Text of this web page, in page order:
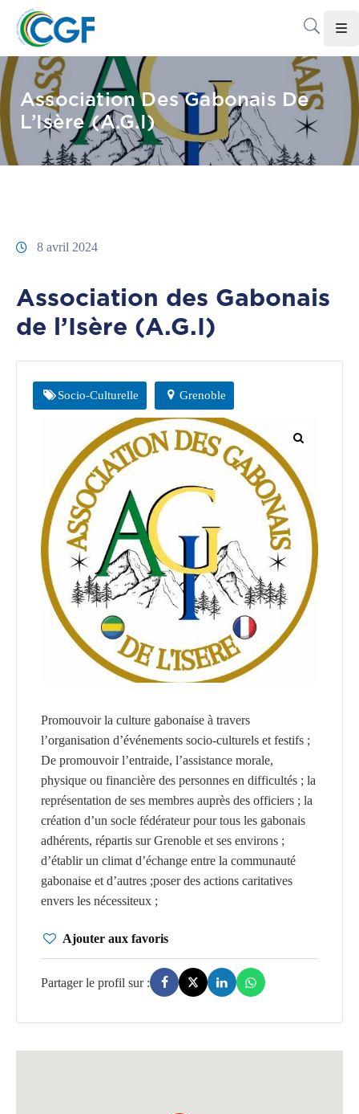
Accueil
Le
CGF
Les
Gabon
Adhérer
CGF
Actualités
Assurance
Décès
Voyage
Association Des Gabonais De
L’Isère (A.G.I)
8 avril 2024
Association des Gabonais
de l’Isère (A.G.I)
Socio-Culturelle Grenoble
Promouvoir la culture gabonaise à travers
l’organisation d’événements socio-culturels et festifs ;
De promouvoir l’entraide, l’assistance morale,
physique ou financière des personnes en difficultés ; la
représentation de ses membres auprès des officiers ; la
création d’un socle fédérateur pour tous les gabonais
adhérents, répartis sur Grenoble et ses environs ;
d’établir un climat d’échange entre la communauté
gabonaise et d’autres ;poser des actions caritatives
envers les nécessiteux ;
Ajouter aux favoris